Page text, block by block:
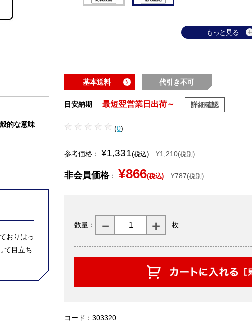
的な意味
おりはっ
て目立ち
もっと見る
基本送料 代引き不可
目安納期 最短翌営業日出荷～ 詳細確認
(0)
参考価格： ¥1,331(税込) ¥1,210(税別)
非会員価格： ¥866(税込) ¥787(税別)
数量： 枚
コード：303320